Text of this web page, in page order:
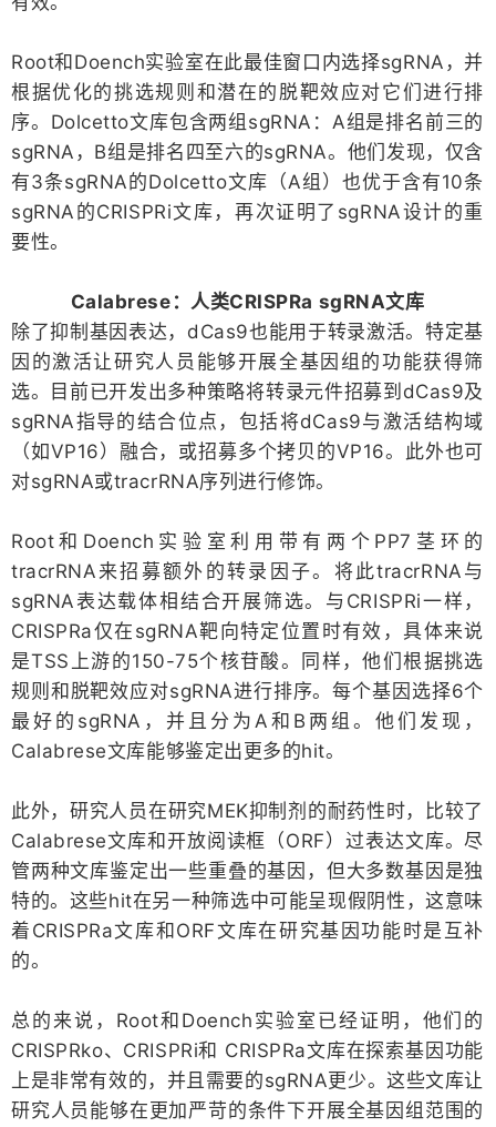
Root和Doench实验室在此最佳窗口内选择sgRNA，并
根据优化的挑选规则和潜在的脱靶效应对它们进行排
序。Dolcetto文库包含两组sgRNA：A组是排名前三的
sgRNA，B组是排名四至六的sgRNA。他们发现，仅含
有3条sgRNA的Dolcetto文库（A组）也优于含有10条
sgRNA的CRISPRi文库，再次证明了sgRNA设计的重
要性。
Calabrese：人类CRISPRa sgRNA文库
除了抑制基因表达，dCas9也能用于转录激活。特定基
因的激活让研究人员能够开展全基因组的功能获得筛
选。目前已开发出多种策略将转录元件招募到dCas9及
sgRNA指导的结合位点，包括将dCas9与激活结构域
（如VP16）融合，或招募多个拷贝的VP16。此外也可
对sgRNA或tracrRNA序列进行修饰。
Root和Doench实验室利用带有两个PP7茎环的
tracrRNA来招募额外的转录因子。将此tracrRNA与
sgRNA表达载体相结合开展筛选。与CRISPRi一样，
CRISPRa仅在sgRNA靶向特定位置时有效，具体来说
是TSS上游的150-75个核苷酸。同样，他们根据挑选
规则和脱靶效应对sgRNA进行排序。每个基因选择6个
最好的sgRNA，并且分为A和B两组。他们发现，
Calabrese文库能够鉴定出更多的hit。
此外，研究人员在研究MEK抑制剂的耐药性时，比较了
Calabrese文库和开放阅读框（ORF）过表达文库。尽
管两种文库鉴定出一些重叠的基因，但大多数基因是独
特的。这些hit在另一种筛选中可能呈现假阴性，这意味
着CRISPRa文库和ORF文库在研究基因功能时是互补
的。
总的来说，Root和Doench实验室已经证明，他们的
CRISPRko、CRISPRi和 CRISPRa文库在探索基因功能
上是非常有效的，并且需要的sgRNA更少。这些文库让
研究人员能够在更加严苛的条件下开展全基因组范围的